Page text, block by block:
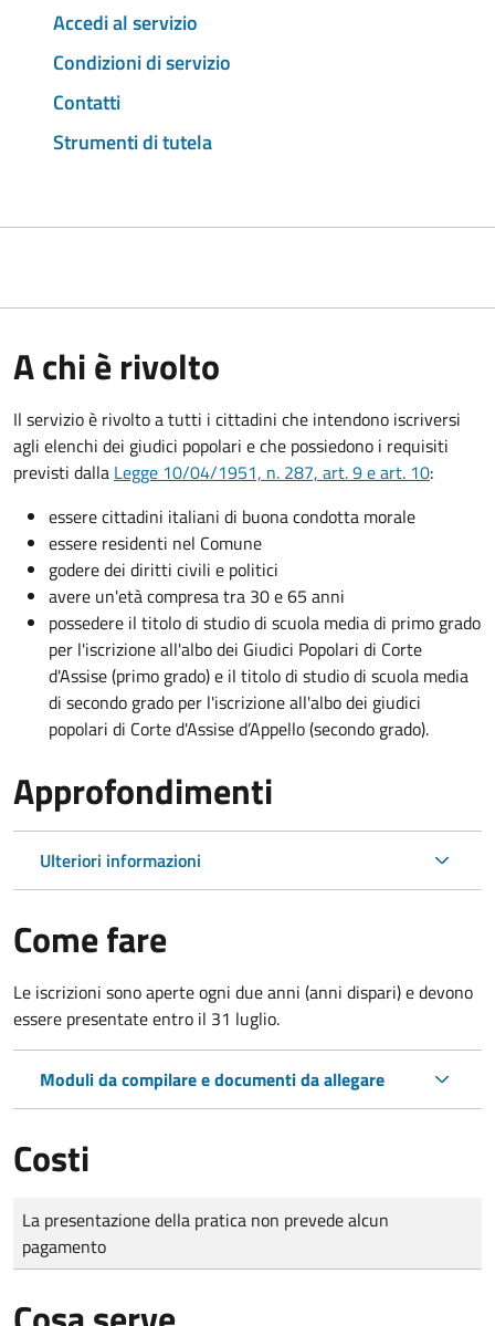
Accedi al servizio
Condizioni di servizio
Contatti
Strumenti di tutela
A chi è rivolto
Il servizio è rivolto a tutti i cittadini che intendono iscriversi
agli elenchi dei giudici popolari e che possiedono i requisiti
previsti dalla Legge 10/04/1951, n. 287, art. 9 e art. 10:
essere cittadini italiani di buona condotta morale
essere residenti nel Comune
godere dei diritti civili e politici
avere un'età compresa tra 30 e 65 anni
possedere il titolo di studio di scuola media di primo grado
per l'iscrizione all'albo dei Giudici Popolari di Corte
d'Assise (primo grado) e il titolo di studio di scuola media
di secondo grado per l'iscrizione all'albo dei giudici
popolari di Corte d'Assise d’Appello (secondo grado).
Approfondimenti
Ulteriori informazioni
Come fare
Le iscrizioni sono aperte ogni due anni (anni dispari) e devono
essere presentate entro il 31 luglio.
Moduli da compilare e documenti da allegare
Costi
Tipo di pagamento
Importo
La presentazione della pratica non prevede alcun
pagamento